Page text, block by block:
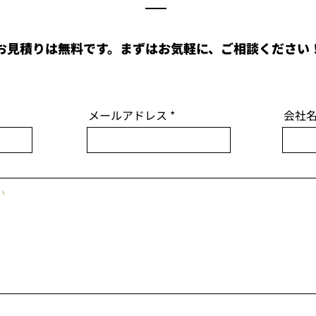
見積りは無料です。まずはお気軽に、ご相談ください
メールアドレス 会社